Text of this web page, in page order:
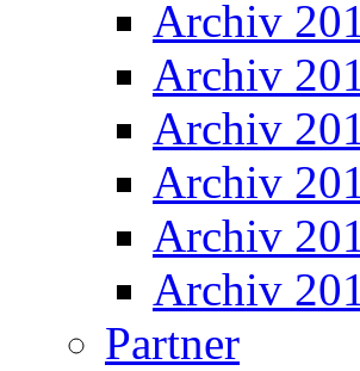
Archiv
Archiv
Archiv
Archiv
Archiv
Archiv
Partner